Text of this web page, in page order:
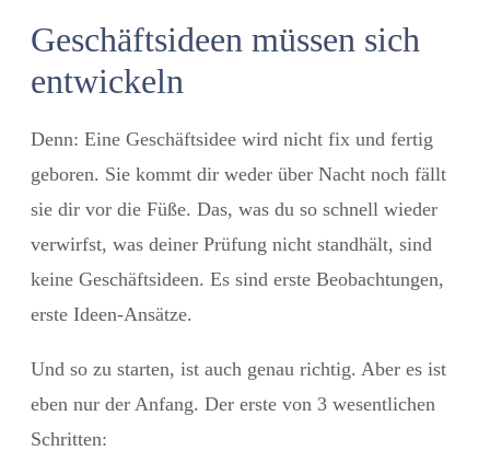
Geschäftsideen müssen sich
entwickeln
Denn: Eine Geschäftsidee wird nicht fix und fertig
geboren. Sie kommt dir weder über Nacht noch fällt
sie dir vor die Füße. Das, was du so schnell wieder
verwirfst, was deiner Prüfung nicht standhält, sind
keine Geschäftsideen. Es sind erste Beobachtungen,
erste Ideen-Ansätze.
Und so zu starten, ist auch genau richtig. Aber es ist
eben nur der Anfang. Der erste von 3 wesentlichen
Schritten: